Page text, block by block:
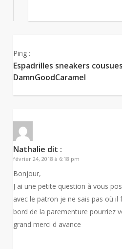
Ping :
Espadrilles sneakers
DamnGoodCaramel
Nathalie dit :
février 24, 2018 à 6:18 pm
Bonjour,
J ai une petite question à vous
avec le patron je ne sais pas où
bord de la parementure pourriez
grand merci d avance